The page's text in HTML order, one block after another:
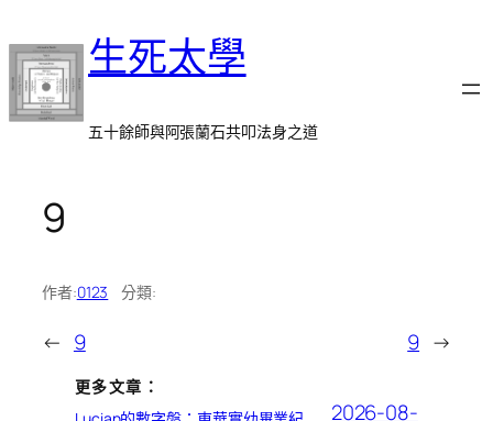
至
主
要
內
生死太學
五十餘師與阿張蘭石共叩法身之道
9
作者:0123 分類:
← 9 9 →
更多文章：
2026-08-